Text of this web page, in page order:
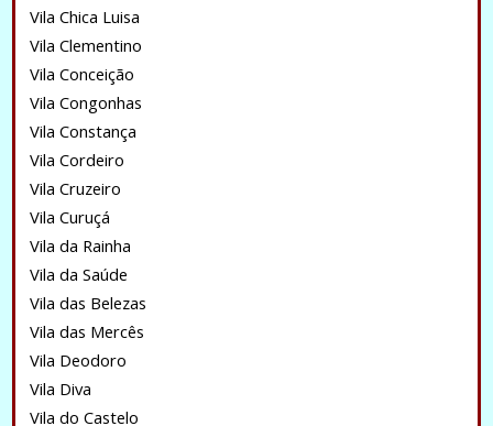
Vila Chica Luisa
Vila Clementino
Vila Conceição
Vila Congonhas
Vila Constança
Vila Cordeiro
Vila Cruzeiro
Vila Curuçá
Vila da Rainha
Vila da Saúde
Vila das Belezas
Vila das Mercês
Vila Deodoro
Vila Diva
Vila do Castelo